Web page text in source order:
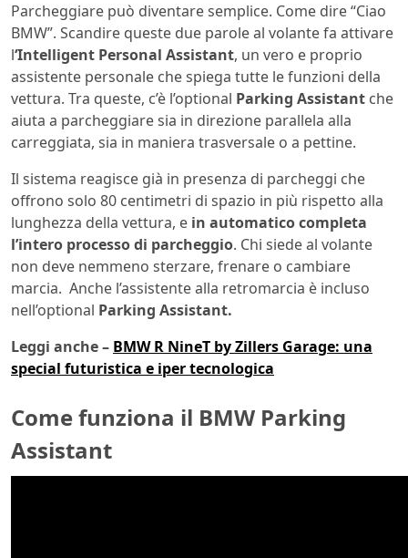
Parcheggiare può diventare semplice. Come dire “Ciao
BMW”. Scandire queste due parole al volante fa attivare
l‘Intelligent Personal Assistant, un vero e proprio
assistente personale che spiega tutte le funzioni della
vettura. Tra queste, c’è l’optional Parking Assistant che
aiuta a parcheggiare sia in direzione parallela alla
carreggiata, sia in maniera trasversale o a pettine.
Il sistema reagisce già in presenza di parcheggi che
offrono solo 80 centimetri di spazio in più rispetto alla
lunghezza della vettura, e in automatico completa
l’intero processo di parcheggio. Chi siede al volante
non deve nemmeno sterzare, frenare o cambiare
marcia. Anche l’assistente alla retromarcia è incluso
nell’optional Parking Assistant.
Leggi anche – BMW R NineT by Zillers Garage: una
special futuristica e iper tecnologica
Come funziona il BMW Parking
Assistant